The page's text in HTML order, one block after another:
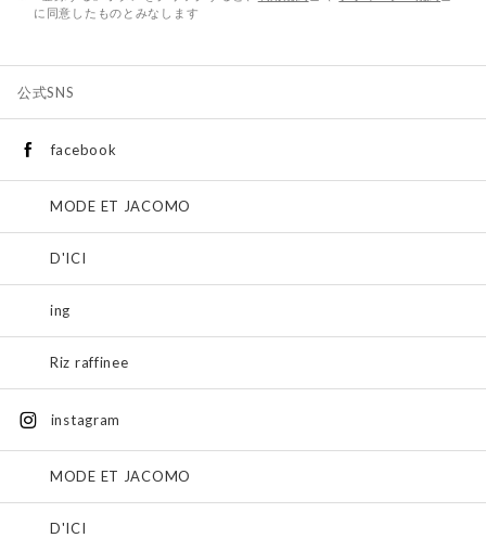
に同意したものとみなします
公式SNS
facebook
MODE ET JACOMO
D'ICI
ing
Riz raffinee
instagram
MODE ET JACOMO
D'ICI